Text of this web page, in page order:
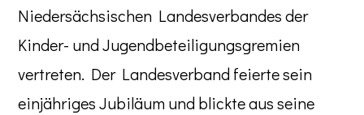
Niedersächsischen Landesverbandes der
Kinder- und Jugendbeteiligungsgremien
vertreten. Der Landesverband feierte sein
einjähriges Jubiläum und blickte aus seine